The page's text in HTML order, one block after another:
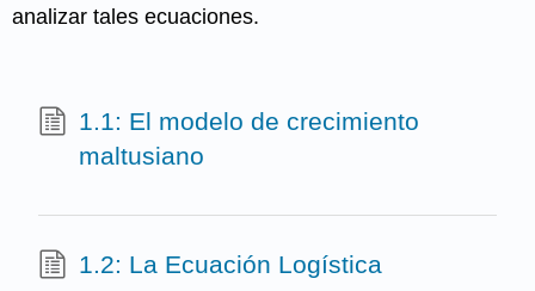
analizar tales ecuaciones.
1.1: El modelo de crecimiento
maltusiano
1.2: La Ecuación Logística